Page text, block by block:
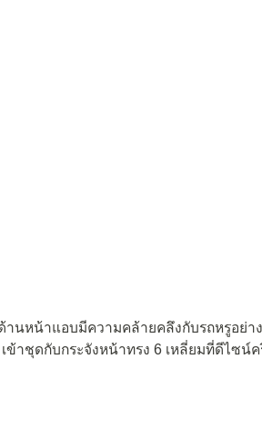
านหน้าแอบมีความคล้ายคลึงกับรถหรูอย่า
เข้าชุดกับกระจังหน้าทรง 6 เหลี่ยมที่ดีไ